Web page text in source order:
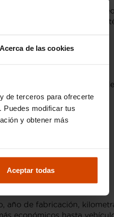
Acerca de las cookies
de terceros para ofrecerte
Puedes modificar tus
y obtener más
Aceptar todas
cada vehículo Alfa
rigurosas inspecciones
buscan diseño italiano,
Alfa.
única.
año de fabricación,
económicos hasta